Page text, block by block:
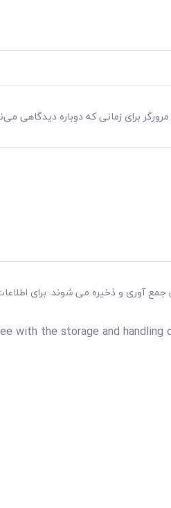
برای زمانی که دوباره دیدگاهی
آوری و ذخیره می شوند. برای
with the storage and